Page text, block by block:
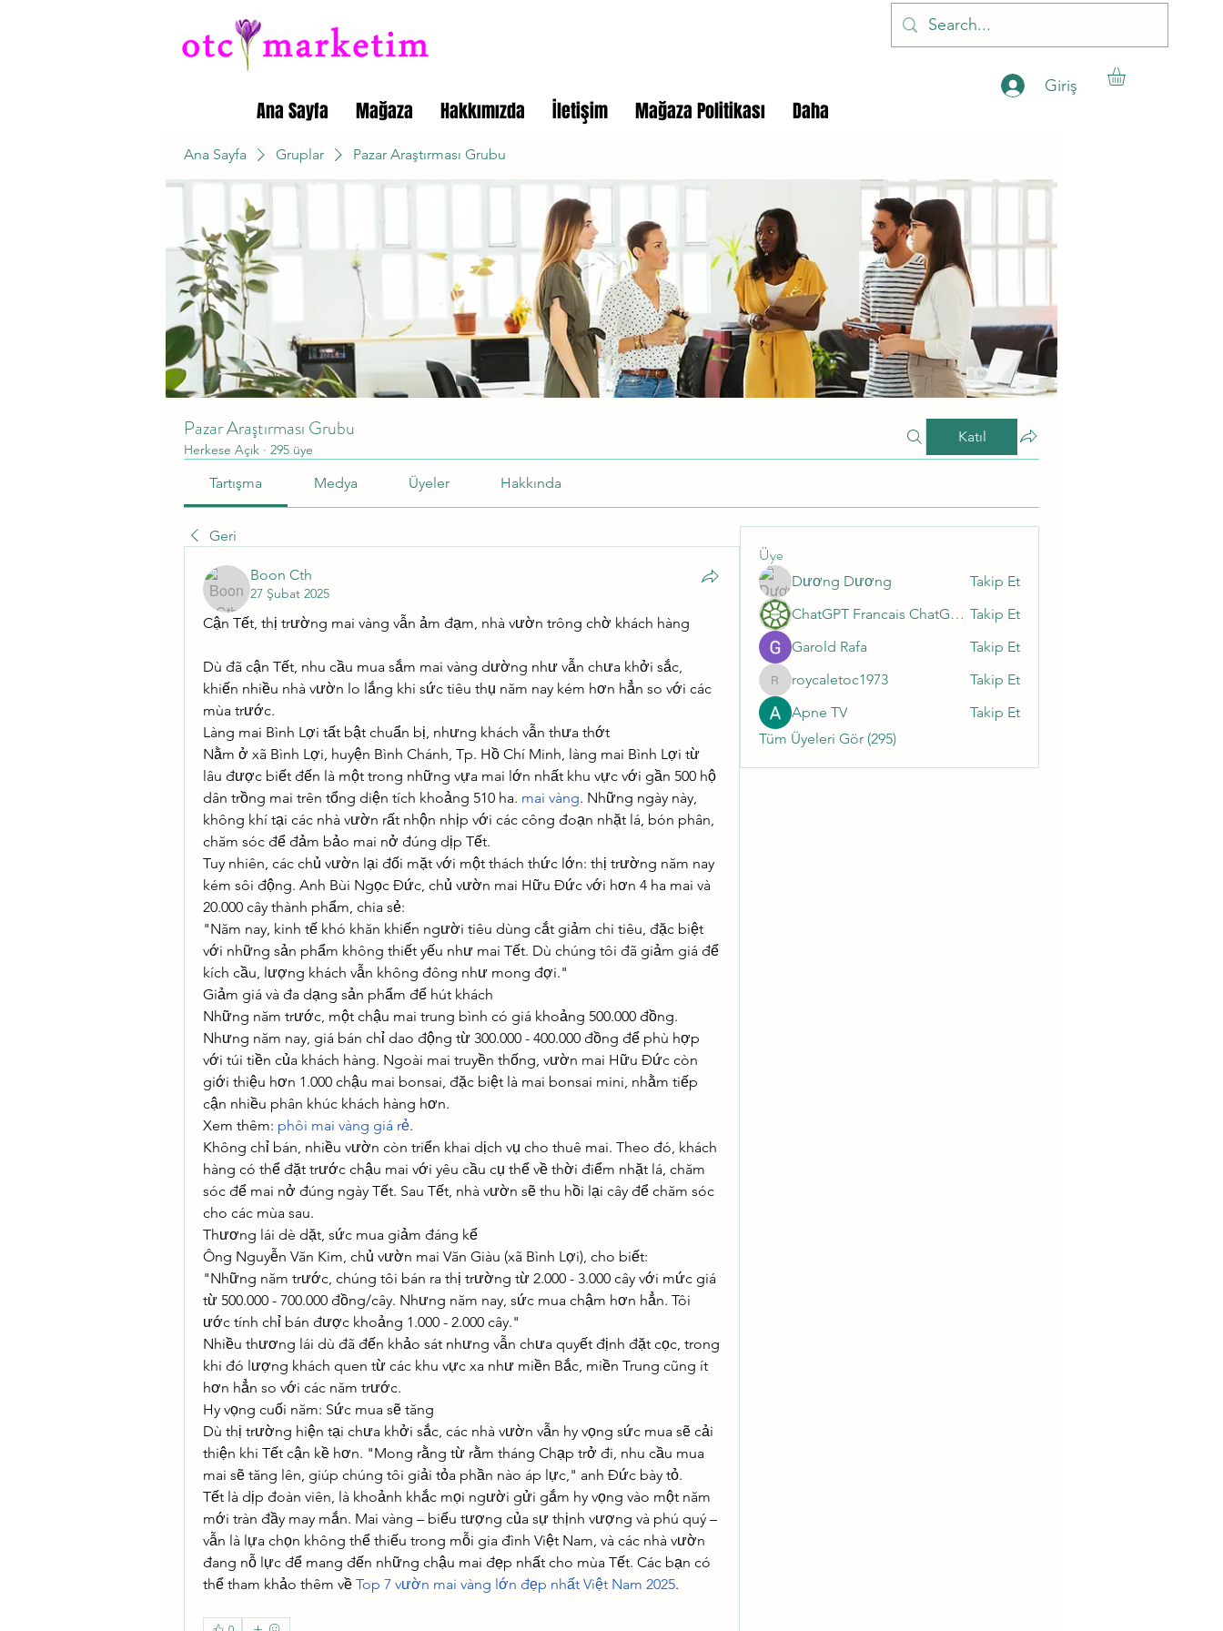
Ana Sayfa Mağaza Hakkımızda İletişim Mağaza Politikası Daha
Giriş
Ana Sayfa Gruplar Pazar Araştırması Grubu
Pazar Araştırması Grubu
Herkese Açık · 295 üye
Katıl
Tartışma Medya Üyeler Hakkında
Geri
Boon Cth
27 Şubat 2025
Cận Tết, thị trường mai vàng vẫn ảm đạm, nhà vườn trông chờ khách hàng
Dù đã cận Tết, nhu cầu mua sắm mai vàng dường như vẫn chưa khởi sắc,
khiến nhiều nhà vườn lo lắng khi sức tiêu thụ năm nay kém hơn hẳn so với các
mùa trước.
Làng mai Bình Lợi tất bật chuẩn bị, nhưng khách vẫn thưa thớt
Nằm ở xã Bình Lợi, huyện Bình Chánh, Tp. Hồ Chí Minh, làng mai Bình Lợi từ
lâu được biết đến là một trong những vựa mai lớn nhất khu vực với gần 500 hộ
dân trồng mai trên tổng diện tích khoảng 510 ha. mai vàng. Những ngày này,
không khí tại các nhà vườn rất nhộn nhịp với các công đoạn nhặt lá, bón phân,
chăm sóc để đảm bảo mai nở đúng dịp Tết.
Tuy nhiên, các chủ vườn lại đối mặt với một thách thức lớn: thị trường năm nay
kém sôi động. Anh Bùi Ngọc Đức, chủ vườn mai Hữu Đức với hơn 4 ha mai và
20.000 cây thành phẩm, chia sẻ:
"Năm nay, kinh tế khó khăn khiến người tiêu dùng cắt giảm chi tiêu, đặc biệt
với những sản phẩm không thiết yếu như mai Tết. Dù chúng tôi đã giảm giá để
kích cầu, lượng khách vẫn không đông như mong đợi."
Giảm giá và đa dạng sản phẩm để hút khách
Những năm trước, một chậu mai trung bình có giá khoảng 500.000 đồng.
Nhưng năm nay, giá bán chỉ dao động từ 300.000 - 400.000 đồng để phù hợp
với túi tiền của khách hàng. Ngoài mai truyền thống, vườn mai Hữu Đức còn
giới thiệu hơn 1.000 chậu mai bonsai, đặc biệt là mai bonsai mini, nhằm tiếp
cận nhiều phân khúc khách hàng hơn.
Xem thêm: phôi mai vàng giá rẻ.
Không chỉ bán, nhiều vườn còn triển khai dịch vụ cho thuê mai. Theo đó, khách
hàng có thể đặt trước chậu mai với yêu cầu cụ thể về thời điểm nhặt lá, chăm
sóc để mai nở đúng ngày Tết. Sau Tết, nhà vườn sẽ thu hồi lại cây để chăm sóc
cho các mùa sau.
Thương lái dè dặt, sức mua giảm đáng kể
Ông Nguyễn Văn Kim, chủ vườn mai Văn Giàu (xã Bình Lợi), cho biết:
"Những năm trước, chúng tôi bán ra thị trường từ 2.000 - 3.000 cây với mức giá
từ 500.000 - 700.000 đồng/cây. Nhưng năm nay, sức mua chậm hơn hẳn. Tôi
ước tính chỉ bán được khoảng 1.000 - 2.000 cây."
Nhiều thương lái dù đã đến khảo sát nhưng vẫn chưa quyết định đặt cọc, trong
khi đó lượng khách quen từ các khu vực xa như miền Bắc, miền Trung cũng ít
hơn hẳn so với các năm trước.
Hy vọng cuối năm: Sức mua sẽ tăng
Dù thị trường hiện tại chưa khởi sắc, các nhà vườn vẫn hy vọng sức mua sẽ cải
thiện khi Tết cận kề hơn. "Mong rằng từ rằm tháng Chạp trở đi, nhu cầu mua
mai sẽ tăng lên, giúp chúng tôi giải tỏa phần nào áp lực," anh Đức bày tỏ.
Tết là dịp đoàn viên, là khoảnh khắc mọi người gửi gắm hy vọng vào một năm
mới tràn đầy may mắn. Mai vàng – biểu tượng của sự thịnh vượng và phú quý –
vẫn là lựa chọn không thể thiếu trong mỗi gia đình Việt Nam, và các nhà vườn
đang nỗ lực để mang đến những chậu mai đẹp nhất cho mùa Tết. Các bạn có
thể tham khảo thêm về Top 7 vườn mai vàng lớn đẹp nhất Việt Nam 2025.
Üye
Dương Dương
Takip Et
ChatGPT Francais ChatGPTXOnline Takip Et
Garold Rafa
Takip Et
roycaletoc1973
roycaletoc1973
Takip Et
Apne TV
Takip Et
Tüm Üyeleri Gör (295)